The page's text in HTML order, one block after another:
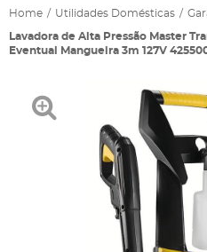
Home Utilidades Domésticas
Lavadora de Alta Pressão Master
Eventual Mangueira 3m 127V